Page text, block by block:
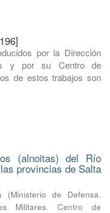
por la Dirección
y por su Centro de
de estos trabajos son
(alnoitas) del Río
provincias de Salta
(Ministerio de Defensa.
Militares. Centro de